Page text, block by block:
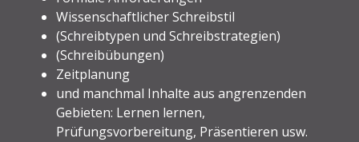
Wissenschaftlicher Schreibstil
(Schreibtypen und Schreibstrategien)
(Schreibübungen)
Zeitplanung
und manchmal Inhalte aus angrenzenden
Gebieten: Lernen lernen,
Prüfungsvorbereitung, Präsentieren usw.